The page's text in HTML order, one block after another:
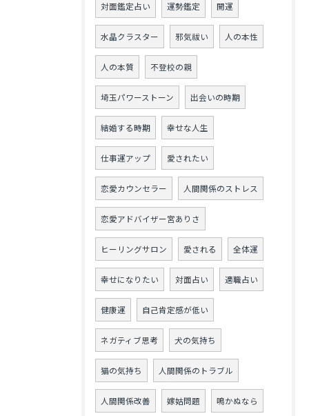
対面鑑定占い 運勢鑑定 開運
水晶クラスター 邪気祓い 人の本性
人の本質 不登校の親
埼玉パワーストーン 出会いの時期
結婚する時期 幸せな人生
仕事運アップ 愛されたい
恋愛カウンセラー 人間関係のストレス
恋愛アドバイザー宮ありさ
ヒーリングサロン 愛される 全体運
幸せになりたい 対面占い 適職占い
健康運 自己肯定感が低い
ネガティブ思考 犬の気持ち
猫の気持ち 人間関係のトラブル
人間関係改善 嫁姑問題 鳴かぬなら